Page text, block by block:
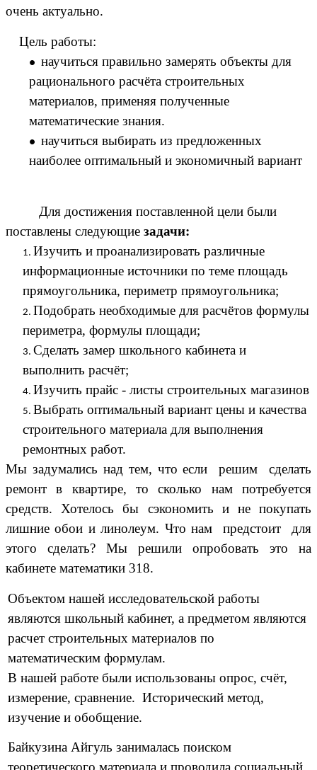
очень актуально.
Цель работы:
научиться правильно замерять объекты для
рационального расчёта строительных
материалов, применяя полученные
математические знания.
научиться выбирать из предложенных
наиболее оптимальный и экономичный вариант
Для достижения поставленной цели были
поставлены следующие задачи:
Изучить и проанализировать различные
информационные источники по теме площадь
прямоугольника, периметр прямоугольника;
Подобрать необходимые для расчётов формулы
периметра, формулы площади;
Сделать замер школьного кабинета и
выполнить расчёт;
Изучить прайс - листы строительных магазинов
Выбрать оптимальный вариант цены и качества
строительного материала для выполнения
ремонтных работ.
Мы задумались над тем, что если решим сделать
ремонт в квартире, то сколько нам потребуется
средств. Хотелось бы сэкономить и не покупать
лишние обои и линолеум. Что нам предстоит для
этого сделать? Мы решили опробовать это на
кабинете математики 318.
Объектом нашей исследовательской работы
являются школьный кабинет, а предметом являются
расчет строительных материалов по
математическим формулам.
В нашей работе были использованыопрос, счёт,
измерение, сравнение. Исторический метод,
изучение и обобщение.
Байкузина Айгуль занималась поиском
теоретического материала и проводила социальный